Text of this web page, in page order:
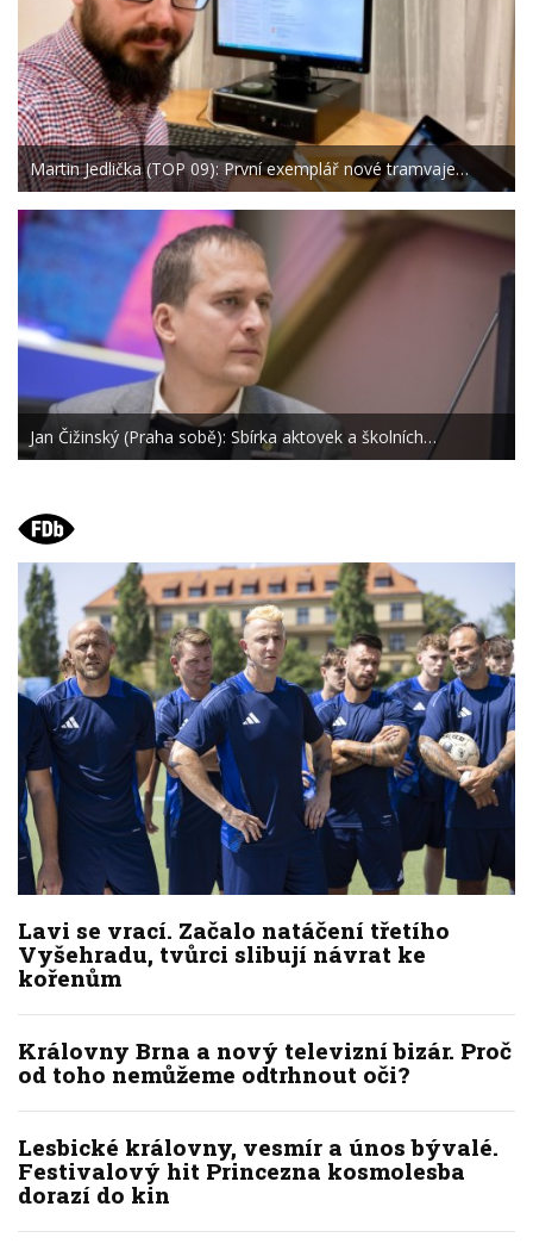
Martin Jedlička (TOP 09): První exemplář nové tramvaje…
Jan Čižinský (Praha sobě): Sbírka aktovek a školních…
Lavi se vrací. Začalo natáčení třetího
Vyšehradu, tvůrci slibují návrat ke
kořenům
Královny Brna a nový televizní bizár. Proč
od toho nemůžeme odtrhnout oči?
Lesbické královny, vesmír a únos bývalé.
Festivalový hit Princezna kosmolesba
dorazí do kin